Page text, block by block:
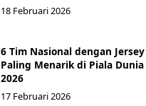
18 Februari 2026
6 Tim Nasional dengan Jersey
Paling Menarik di Piala Dunia
2026
17 Februari 2026